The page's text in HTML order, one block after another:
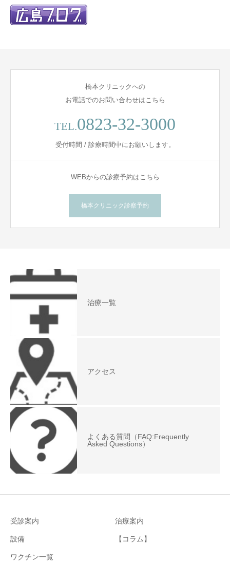
橋本クリニックへの
お電話でのお問い合わせはこちら
TEL.0823-32-3000
受付時間 / 診療時間中にお願いします。
WEBからの診療予約はこちら
橋本クリニック診察予約
治療一覧
アクセス
よくある質問（FAQ:Frequently
Asked Questions）
受診案内 治療案内
設備 【コラム】
ワクチン一覧